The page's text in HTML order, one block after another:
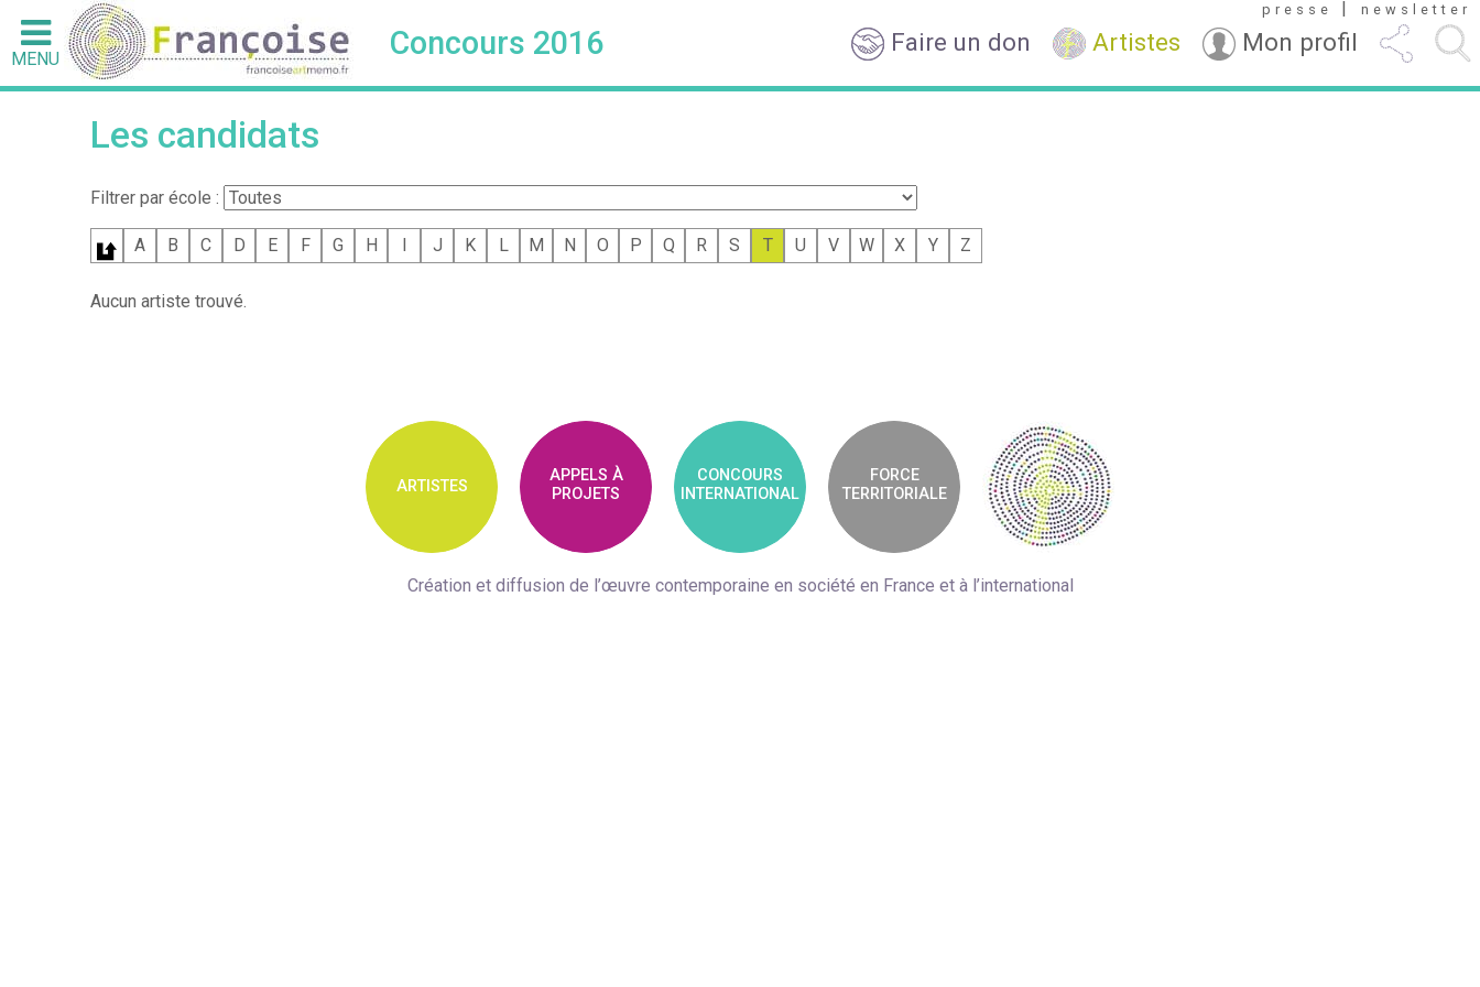
MENU Concours 2016 Faire un don Artistes Mon profil
presse | newsletter
Les candidats
Filtrer par école :
A B C D E F G H I J K L M N O P Q R S T U V W X Y Z
Aucun artiste trouvé.
ARTISTES
APPELS À
PROJETS
CONCOURS
INTERNATIONAL
FORCE
TERRITORIALE
Création et diffusion de l’œuvre contemporaine en société en France et à l’international